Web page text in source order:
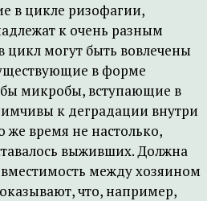
в цикле ризофагии,
к очень разным
цикл могут быть вовлечены
в форме
микробы, вступающие в
к деградации внутри
же время не настолько,
выживших. Должна
между хозяином
что, например,